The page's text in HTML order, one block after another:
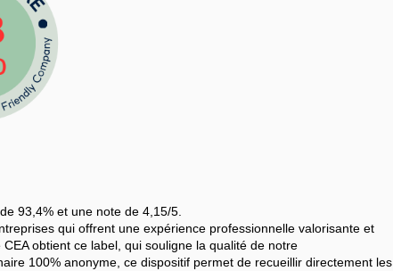
93,4% et une note de 4,15/5.
qui offrent une expérience professionnelle valorisante et
obtient ce label, qui souligne la qualité de notre
100% anonyme, ce dispositif permet de recueillir directement les